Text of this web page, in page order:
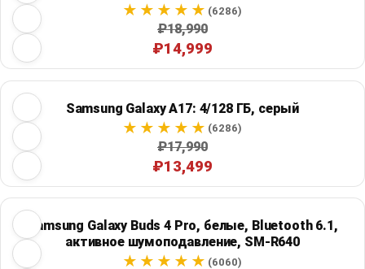
(6286)
₽18,990
₽14,999
Samsung Galaxy A17: 4/128 ГБ, серый
(6286)
₽17,990
₽13,499
Samsung Galaxy Buds 4 Pro, белые, Bluetooth 6.1,
активное шумоподавление, SM-R640
(6060)